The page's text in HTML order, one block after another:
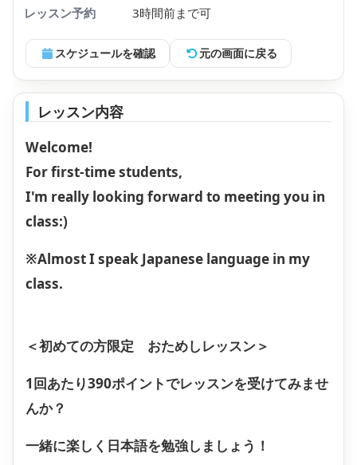
レッスン予約
3時間前まで可
スケジュールを確認 元の画面に戻る
レッスン内容
Welcome!
For first-time students,
I'm really looking forward to meeting you in
class:)
※Almost I speak Japanese language in my
class.
＜初めての方限定 おためしレッスン＞
1回あたり390ポイントでレッスンを受けてみませ
んか？
一緒に楽しく日本語を勉強しましょう！